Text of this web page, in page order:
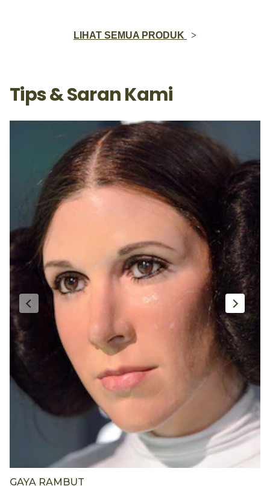
LIHAT SEMUA PRODUK
Tips & Saran Kami
GAYA RAMBUT